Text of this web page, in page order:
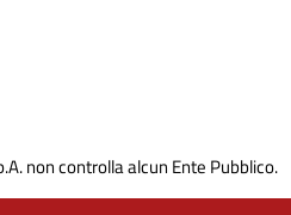
non controlla alcun Ente Pubblico.